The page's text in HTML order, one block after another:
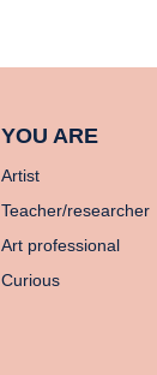
YOU ARE
Artist
Teacher/researcher
Art professional
Curious